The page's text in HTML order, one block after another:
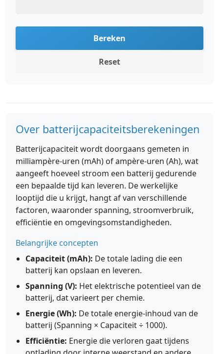
Bereken
Reset
Over batterijcapaciteitsberekeningen
Batterijcapaciteit wordt doorgaans gemeten in
milliampère-uren (mAh) of ampère-uren (Ah), wat
aangeeft hoeveel stroom een batterij gedurende
een bepaalde tijd kan leveren. De werkelijke
looptijd die u krijgt, hangt af van verschillende
factoren, waaronder spanning, stroomverbruik,
efficiëntie en omgevingsomstandigheden.
Belangrijke concepten
Capaciteit (mAh): De totale lading die een
batterij kan opslaan en leveren.
Spanning (V): Het elektrische potentieel van de
batterij, dat varieert per chemie.
Energie (Wh): De totale energie-inhoud van de
batterij (Spanning × Capaciteit ÷ 1000).
Efficiëntie: Energie die verloren gaat tijdens